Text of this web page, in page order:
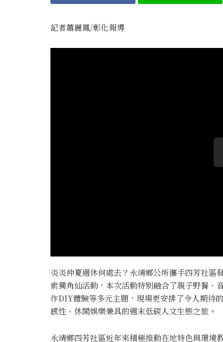
記者蕭麗鳳/彰化報導
炎炎仲夏週休何處去？永靖鄉公所攜手四芳社區
索獨角仙活動，本次活動特別融合了親子野餐、
作DIY體驗等多元主題，現場更安排了令人期待
感性、休閒娛樂兼具的週末低碳人文生態之旅。
永靖鄉四芳社區近年來積極推動在地特色與環境